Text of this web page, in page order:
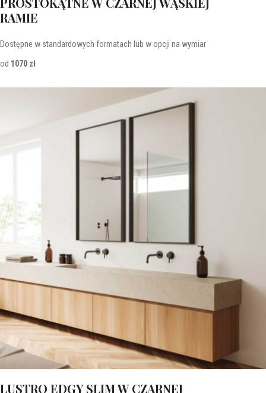
RAMIE
Dostępne w standardowych formatach lub w opcji na wymiar
od 1070 zł
LUSTRO EDGY SLIM W CZARNEJ